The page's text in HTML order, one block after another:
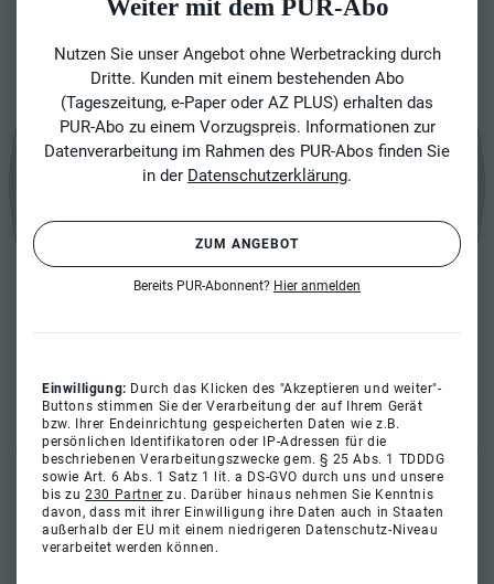
Weiter mit dem PUR-Abo
Nutzen Sie unser Angebot ohne Werbetracking durch
Dritte. Kunden mit einem bestehenden Abo
(Tageszeitung, e-Paper oder AZ PLUS) erhalten das
PUR-Abo zu einem Vorzugspreis. Informationen zur
Datenverarbeitung im Rahmen des PUR-Abos finden Sie
in der Datenschutzerklärung.
ZUM ANGEBOT
Bereits PUR-Abonnent? Hier anmelden
Einwilligung: Durch das Klicken des "Akzeptieren und weiter"-
Buttons stimmen Sie der Verarbeitung der auf Ihrem Gerät
bzw. Ihrer Endeinrichtung gespeicherten Daten wie z.B.
persönlichen Identifikatoren oder IP-Adressen für die
beschriebenen Verarbeitungszwecke gem. § 25 Abs. 1 TDDDG
sowie Art. 6 Abs. 1 Satz 1 lit. a DS-GVO durch uns und unsere
bis zu230 Partner zu. Darüber hinaus nehmen Sie Kenntnis
davon, dass mit ihrer Einwilligung ihre Daten auch in Staaten
außerhalb der EU mit einem niedrigeren Datenschutz-Niveau
verarbeitet werden können.